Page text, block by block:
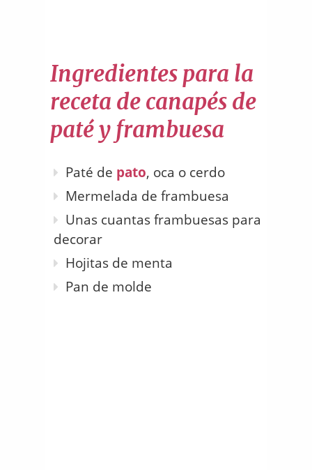
Ingredientes para la
receta de canapés de
paté y frambuesa
Paté de pato, oca o cerdo
Mermelada de frambuesa
Unas cuantas frambuesas para
decorar
Hojitas de menta
Pan de molde